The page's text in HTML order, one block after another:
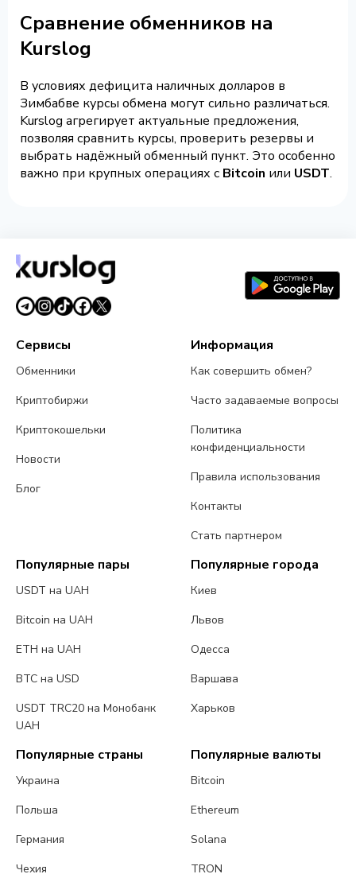
Сравнение обменников на
Kurslog
В условиях дефицита наличных долларов в
Зимбабве курсы обмена могут сильно различаться.
Kurslog агрегирует актуальные предложения,
позволяя сравнить курсы, проверить резервы и
выбрать надёжный обменный пункт. Это особенно
важно при крупных операциях с Bitcoin или USDT.
Сервисы
Обменники
Криптобиржи
Криптокошельки
Новости
Блог
Информация
Как совершить обмен?
Часто задаваемые вопросы
Политика
конфиденциальности
Правила использования
Контакты
Стать партнером
Популярные пары
USDT на UAH
Bitcoin на UAH
ETH на UAH
BTC на USD
USDT TRC20 на Монобанк
UAH
Популярные города
Киев
Львов
Одесса
Варшава
Харьков
Популярные страны
Украина
Польша
Германия
Чехия
Популярные валюты
Bitcoin
Ethereum
Solana
TRON